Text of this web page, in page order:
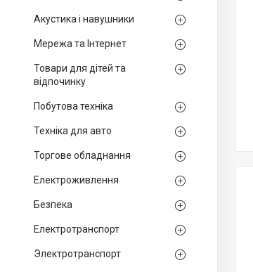
Акустика і навушники
Мережа та Інтернет
Товари для дітей та
відпочинку
Побутова техніка
Техніка для авто
Торгове обладнання
Електроживлення
Безпека
Електротранспорт
Электротранспорт